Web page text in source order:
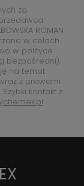
za
ROMAN
w celach
w polityce
bezpośredni).
na temat
z prawami
kontakt z